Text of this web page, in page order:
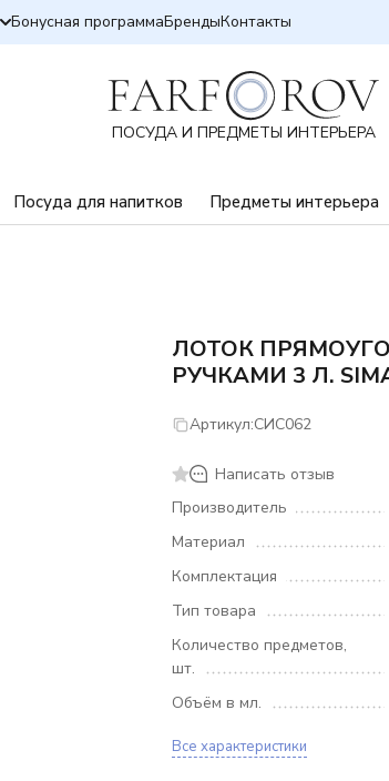
Бонусная программаБрендыКонтакты
ПОСУДА И ПРЕДМЕТЫ ИНТЕРЬЕРА
Посуда для напитков Предметы интерьера
ЛОТОК
РУЧКАМИ 3 Л.
Артикул:СИС062
Написать отзыв
Производитель
Материал
Комплектация
Тип товара
Количество предметов,
шт.
Объём в мл.
Все характеристики